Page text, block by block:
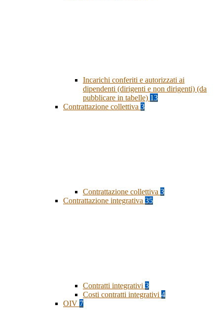
Incarichi conferiti e autorizzati ai
dipendenti (dirigenti e non dirigenti) (da
pubblicare in tabelle) 13
Contrattazione collettiva 3
Contrattazione collettiva 3
Contrattazione integrativa 35
Contratti integrativi 3
Costi contratti integrativi 4
OIV 7